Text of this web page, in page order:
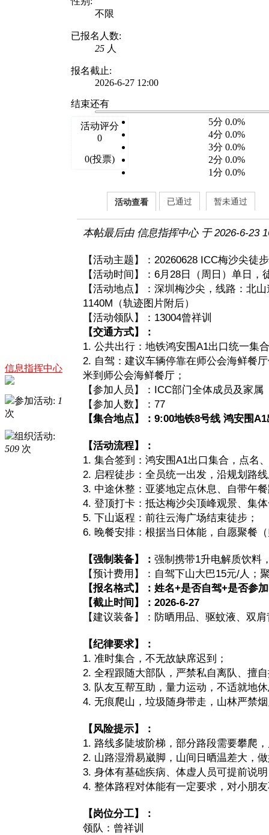
信息指挥中心
参加活动: 1
次
组织活动:
509 次
不限
已报名人数:
25 人
报名截止:
2026-6-27 12:00
结束还有
活动评分
0
0(投票)
5分 0.0%
4分 0.0%
3分 0.0%
2分 0.0%
1分 0.0%
活动查看 已通过 暂未通过
本帖最后由 信息指挥中心 于 2026-6-23
【活动主题】：20260628 ICC梅沙尖
【活动时间】：6月28日（周日）单日，
【活动地点】：深圳梅沙尖，线路：
1140M（轨迹图片附后）
【活动领队】：13004曾祥训
【交通方式】：
1. 公共出行：地铁鸿安围A1出口统一集
2. 自驾：建议车辆停靠在师公会海鲜餐
米到师公会海鲜餐厅；
【参加人员】：ICC部门全体成员及家属
【参加人数】：77
【集合地点】：9:00地铁8号线 鸿安围
【活动流程】：
1. 集合签到：鸿安围A1出口集合，点名
2. 启程徒步：全员统一出发，沿规划路
3. 中途休整：亚婆地定点休息、自带午
4. 登顶打卡：抵达梅沙尖顶峰观景、集
5. 下山返程：前往云海广场结束徒步；
6. 晚餐安排：根据当日体能，自愿聚餐
【强制装备】： 强制携带1升电解质饮料
【预计费用】：自驾下山大巴15元/人
【报名格式】：姓名+是否自驾+是否参
【截止时间】：2026-6-27
【建议装备】：防晒用品、驱蚊液、双
【纪律要求】：
1. 准时集合，不无故缺席迟到；
2. 全程跟随大部队，严禁私自离队、擅
3. 队友互帮互助，量力运动，不适就地
4. 无痕爬山，垃圾随身带走，山林严禁
【风险提示】：
1. 路线多陡坡阶梯，部分路段需要攀爬
2. 山路湿滑易崴脚，山间日晒温差大，
3. 身体有基础疾病、体虚人员可提前说
4. 整体路程对体能有一定要求，对小朋
【岗位分工】：
领队：曾祥训